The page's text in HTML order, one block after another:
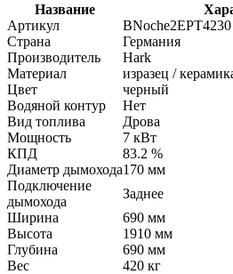
Название
Артикул
BNoche2EPT4230
Страна
Германия
Производитель
Hark
Материал
изразец /
Цвет
черный
Водяной контур
Нет
Вид топлива
Дрова
Мощность
7 кВт
КПД
83.2 %
Диаметр дымохода170 мм
Подключение
дымохода
Заднее
Ширина
690 мм
Высота
1910 мм
Глубина
690 мм
Вес
420 кг